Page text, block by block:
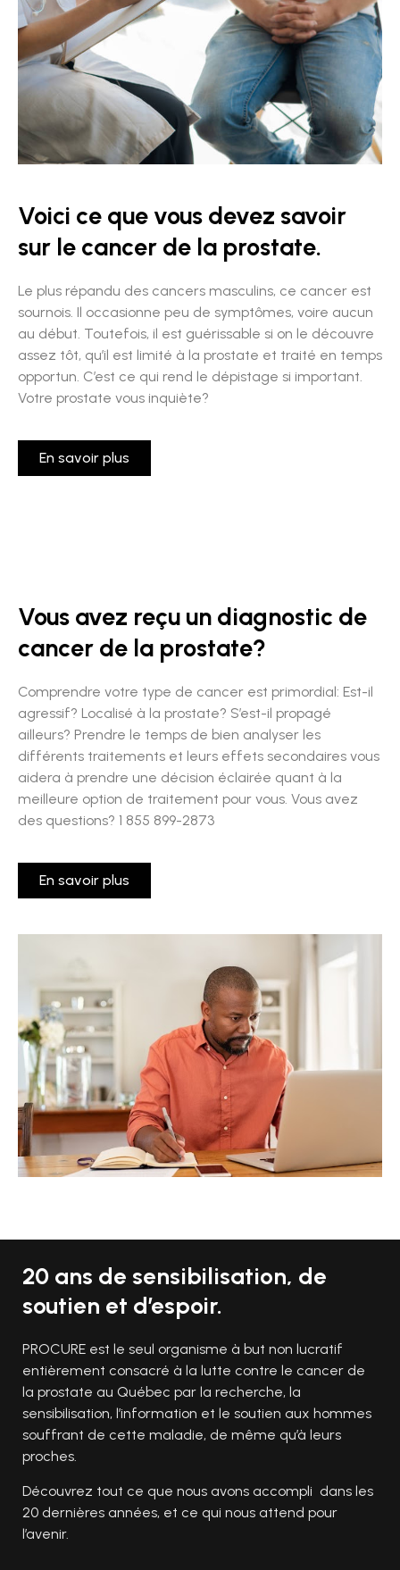
Voici ce que vous devez savoir
sur le cancer de la prostate.
Le plus répandu des cancers masculins, ce cancer est
sournois. Il occasionne peu de symptômes, voire aucun
au début. Toutefois, il est guérissable si on le découvre
assez tôt, qu’il est limité à la prostate et traité en temps
opportun. C’est ce qui rend le dépistage si important.
Votre prostate vous inquiète?
En savoir plus
Vous avez reçu un diagnostic de
cancer de la prostate?
Comprendre votre type de cancer est primordial: Est-il
agressif? Localisé à la prostate? S’est-il propagé
ailleurs? Prendre le temps de bien analyser les
différents traitements et leurs effets secondaires vous
aidera à prendre une décision éclairée quant à la
meilleure option de traitement pour vous. Vous avez
des questions? 1 855 899-2873
En savoir plus
20 ans de sensibilisation, de
soutien et d’espoir.
PROCURE est le seul organisme à but non lucratif
entièrement consacré à la lutte contre le cancer de
la prostate au Québec par la recherche, la
sensibilisation, l’information et le soutien aux hommes
souffrant de cette maladie, de même qu’à leurs
proches.
Découvrez tout ce que nous avons accompli dans les
20 dernières années, et ce qui nous attend pour
l’avenir.